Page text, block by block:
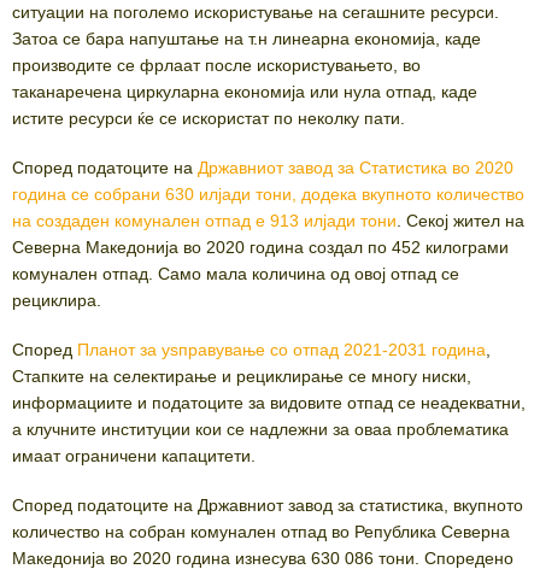
ситуации на поголемо искористување на сегашните ресурси.
Затоа се бара напуштање на т.н линеарна економија, каде
производите се фрлаат после искористувањето, во
таканаречена циркуларна економија или нула отпад, каде
истите ресурси ќе се искористат по неколку пати.
Според податоците на Државниот завод за Статистика во 2020
година се собрани 630 илјади тони, додека вкупното количество
на создаден комунален отпад е 913 илјади тони . Секој жител на
Северна Македонија во 2020 година создал по 452 килограми
комунален отпад. Само мала количина од овој отпад се
рециклира.
Според Планот за уѕправување со отпад 2021-2031 година
Стапките на селектирање и рециклирање се многу ниски,
информациите и податоците за видовите отпад се неадекватни,
а клучните институции кои се надлежни за оваа проблематика
имаат ограничени капацитети.
Според податоците на Државниот завод за статистика, вкупното
количество на собран комунален отпад во Република Северна
Македонија во 2020 година изнесува 630 086 тони. Споредено